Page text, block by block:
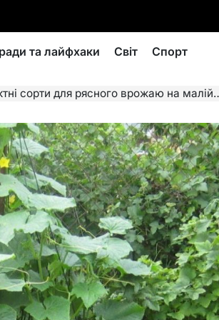
та лайфхаки Світ Спорт
сорти для рясного врожаю на малій ділянці